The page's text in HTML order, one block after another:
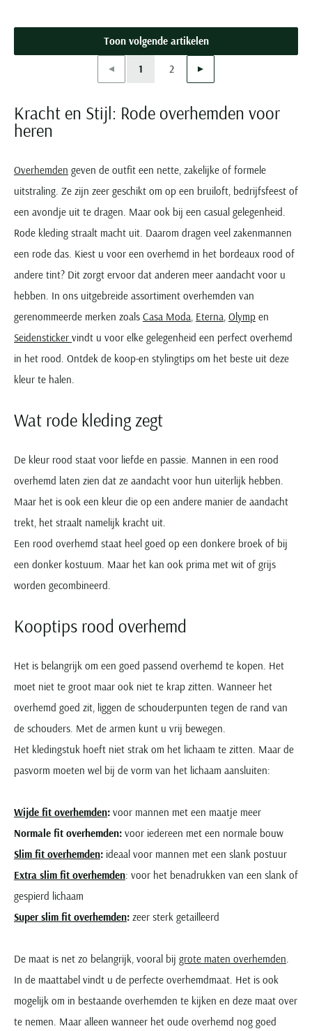
Toon volgende artikelen
Vorige
Current Page
1
Page
2 Volgende
Kracht en Stijl: Rode overhemden voor
heren
Overhemden geven de outfit een nette, zakelijke of formele
uitstraling. Ze zijn zeer geschikt om op een bruiloft, bedrijfsfeest of
een avondje uit te dragen. Maar ook bij een casual gelegenheid.
Rode kleding straalt macht uit. Daarom dragen veel zakenmannen
een rode das. Kiest u voor een overhemd in het bordeaux rood of
andere tint? Dit zorgt ervoor dat anderen meer aandacht voor u
hebben. In ons uitgebreide assortiment overhemden van
gerenommeerde merken zoals Casa Moda Eterna Olymp en
Seidensticker vindt u voor elke gelegenheid een perfect overhemd
in het rood. Ontdek de koop-en stylingtips om het beste uit deze
kleur te halen.
Wat rode kleding zegt
De kleur rood staat voor liefde en passie. Mannen in een rood
overhemd laten zien dat ze aandacht voor hun uiterlijk hebben.
Maar het is ook een kleur die op een andere manier de aandacht
trekt, het straalt namelijk kracht uit.
Een rood overhemd staat heel goed op een donkere broek of bij
een donker kostuum. Maar het kan ook prima met wit of grijs
worden gecombineerd.
Kooptips rood overhemd
Het is belangrijk om een goed passend overhemd te kopen. Het
moet niet te groot maar ook niet te krap zitten. Wanneer het
overhemd goed zit, liggen de schouderpunten tegen de rand van
de schouders. Met de armen kunt u vrij bewegen.
Het kledingstuk hoeft niet strak om het lichaam te zitten. Maar de
pasvorm moeten wel bij de vorm van het lichaam aansluiten:
Wijde fit overhemden: voor mannen met een maatje meer
Normale fit overhemden: voor iedereen met een normale bouw
Slim fit overhemden: ideaal voor mannen met een slank postuur
Extra slim fit overhemden: voor het benadrukken van een slank of
gespierd lichaam
Super slim fit overhemden: zeer sterk getailleerd
De maat is net zo belangrijk, vooral bij grote maten overhemden
In de maattabel vindt u de perfecte overhemdmaat. Het is ook
mogelijk om in bestaande overhemden te kijken en deze maat over
te nemen. Maar alleen wanneer het oude overhemd nog goed